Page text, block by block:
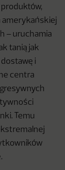
produktów,
amerykańskiej
– uruchamia
tanią jak
i
centra
Temu